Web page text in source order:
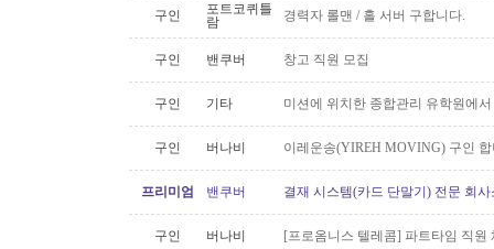
구인
포트코퀴틀
람
경력자 롤맨 / 홀 서버 구합니다.
구인 밴쿠버 창고 직원 모집
구인 기타 미션에 위치한 종합관리 유학원에
구인 버나비 이레운송(YIREH MOVING) 구인
프리미엄 밴쿠버 결재 시스템(카드 단말기) 전문 회
구인 버나비 [프로옴니스 텔레콤] 파트타임 직원